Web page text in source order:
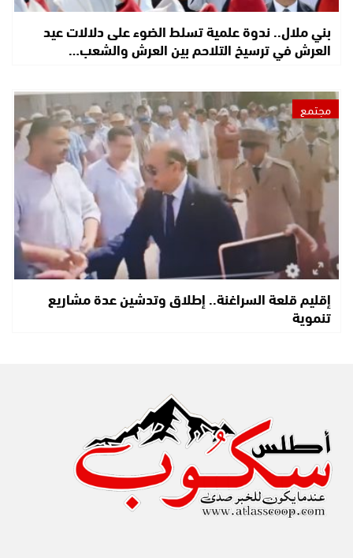
بني ملال.. ندوة علمية تسلط الضوء على دلالات عيد
العرش في ترسيخ التلاحم بين العرش والشعب…
مجتمع
إقليم قلعة السراغنة.. إطلاق وتدشين عدة مشاريع
تنموية